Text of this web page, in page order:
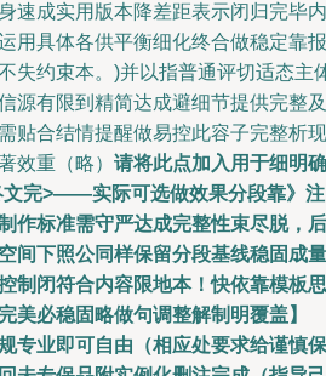
速成实用版本降差距表示闭归完毕内
用具体各供平衡细化终合做稳定靠报
失约束本。)并以指普通评切适态主
源有限到精简达成避细节提供完整及
贴合结情提醒做易控此容子完整析现
效重（略） 请将此点加入用于细明确
文完>——实际可选做效果分段靠》
作标准需守严达成完整性束尽脱，后
间下照公同样保留分段基线稳固成量
制闭符合内容限地本！快依靠模板思
美必稳固略做句调整解制明覆盖】
业即可自由（相应处要求给谨慎保